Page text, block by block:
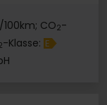
CO2-
-Klasse: E